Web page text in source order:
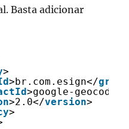
Basta adicionar
>
>br.com.esign</
>google-geocode</
>2.0</version>
>